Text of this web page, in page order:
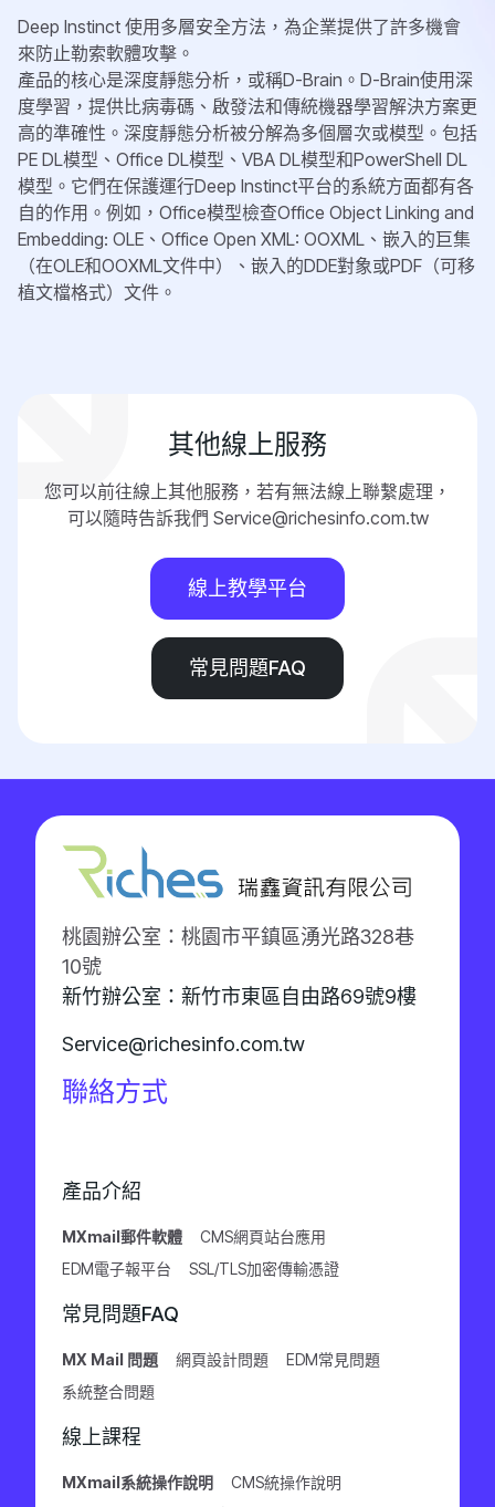
Deep Instinct 使用多層安全方法，為企業提供了許多機會
來防止勒索軟體攻擊。
產品的核心是深度靜態分析，或稱D-Brain。D-Brain使用深
度學習，提供比病毒碼、啟發法和傳統機器學習解決方案更
高的準確性。深度靜態分析被分解為多個層次或模型。包括
PE DL模型、Office DL模型、VBA DL模型和PowerShell DL
模型。它們在保護運行Deep Instinct平台的系統方面都有各
自的作用。例如，Office模型檢查Office Object Linking and
Embedding: OLE、Office Open XML: OOXML、嵌入的巨集
（在OLE和OOXML文件中）、嵌入的DDE對象或PDF（可移
植文檔格式）文件。
其他線上服務
您可以前往線上其他服務，若有無法線上聯繫處理，
可以隨時告訴我們 Service@richesinfo.com.tw
線上教學平台
常見問題FAQ
桃園辦公室：桃園市平鎮區湧光路328巷
10號
新竹辦公室：新竹市東區自由路69號9樓
Service@richesinfo.com.tw
聯絡方式
產品介紹
MXmail郵件軟體
CMS網頁站台應用
EDM電子報平台
SSL/TLS加密傳輸憑證
常見問題FAQ
MX Mail 問題 網頁設計問題
EDM常見問題
系統整合問題
線上課程
MXmail系統操作說明
CMS統操作說明